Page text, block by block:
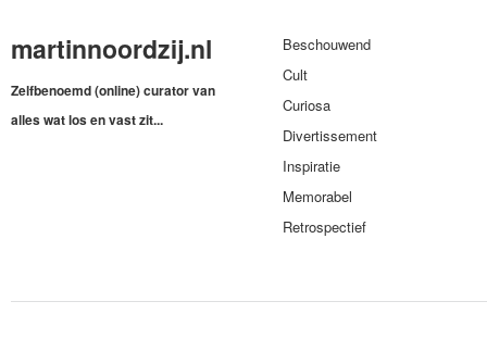
martinnoordzij.nl
Zelfbenoemd (online) curator van
alles wat los en vast zit...
Beschouwend
Cult
Curiosa
Divertissement
Inspiratie
Memorabel
Retrospectief